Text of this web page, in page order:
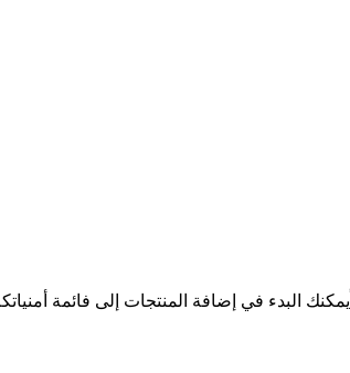
يمكنك البدء في إضافة المنتجات إلى فائمة